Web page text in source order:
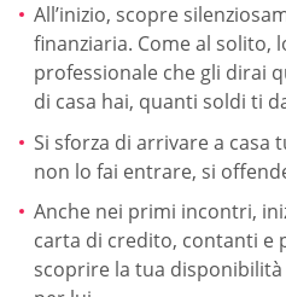
All’inizio, scopre
finanziaria. Come al solito,
professionale che gli dirai
di casa hai, quanti soldi ti
Si sforza di arrivare a casa
non lo fai entrare, si
Anche nei primi incontri,
carta di credito, contanti e
scoprire la tua